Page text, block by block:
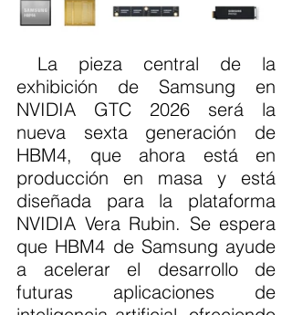
exhibición de Samsung en
NVIDIA GTC 2026 será la
nueva sexta generación de
HBM4, que ahora está en
producción en masa y está
diseñada para la plataforma
NVIDIA Vera Rubin. Se espera
que HBM4 de Samsung ayude
a acelerar el desarrollo de
futuras aplicaciones de